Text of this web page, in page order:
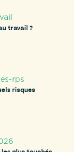
travail ?
risques